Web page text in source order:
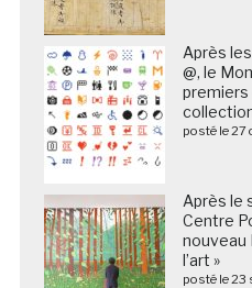
Après
@, le
posté le 27
Après le
Centre
nouveau
l’art »
posté le 23